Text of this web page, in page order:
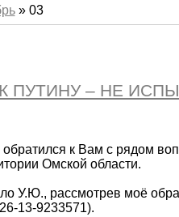
» 03
ПУТИНУ – НЕ
обратился к Вам с рядом
Омской области.
У.Ю., рассмотрев моё
13-9233571).